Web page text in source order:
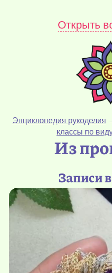
Открыть
Энциклопедия рукоделия
классы по
Из
Записи